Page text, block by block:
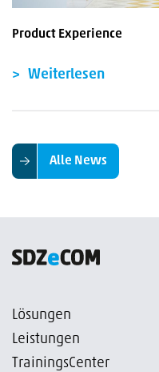
Product Experience
Weiterlesen
Alle News
Lösungen
Leistungen
TrainingsCenter